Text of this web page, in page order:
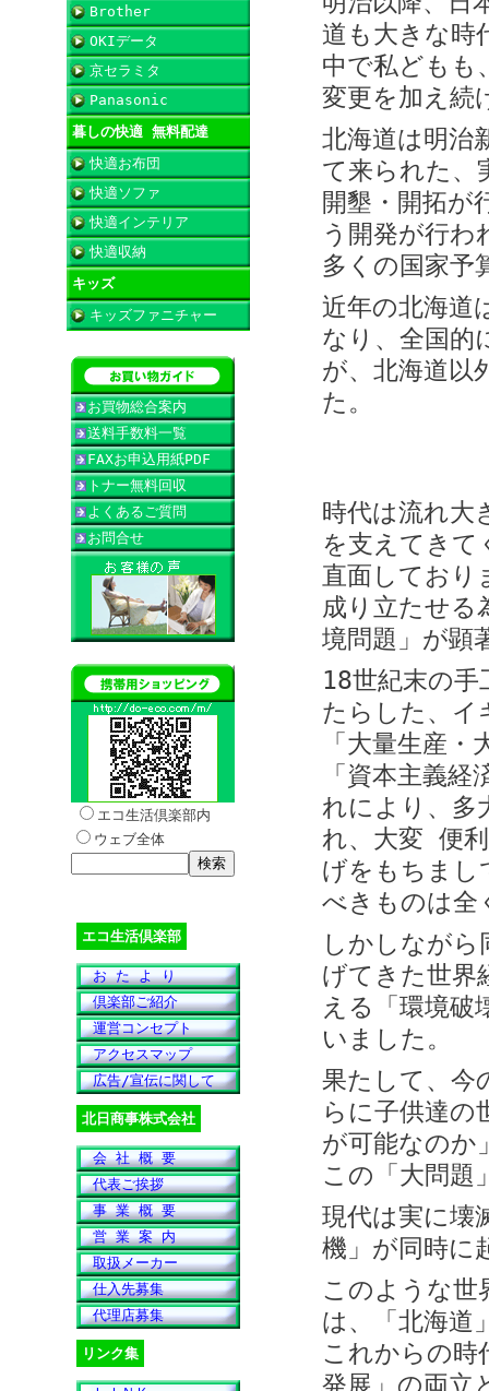
Brother
OKIデータ
京セラミタ
Panasonic
暮しの快適 無料配達
快適お布団
快適ソファ
快適インテリア
快適収納
キッズ
キッズファニチャー
お買物総合案内
送料手数料一覧
FAXお申込用紙PDF
トナー無料回収
よくあるご質問
お問合せ
エコ生活倶楽部内
ウェブ全体
エコ生活倶楽部
お た よ り
倶楽部ご紹介
運営コンセプト
アクセスマップ
広告/宣伝に関して
北日商事株式会社
会 社 概 要
代表ご挨拶
事 業 概 要
営 業 案 内
取扱メーカー
仕入先募集
代理店募集
リンク集
道も大きな時
中で私どもも
変更を加え続
北海道は明治
て来られた、
開墾・開拓が
う開発が行わ
多くの国家予
近年の北海道
なり、全国的
が、北海道以
た。
時代は流れ大
を支えてきて
直面しており
成り立たせる
境問題」が顕
18世紀末の手
たらした、イ
「大量生産
「資本主義
れにより、多
れ、大変 便
げをもちまし
べきものは全
しかしながら
げてきた世界
える「環境
いました。
果たして、今
らに子供達の
が可能なのか
この「大問題
現代は実に壊
機」が同時に
このような世
は、「北海道
これからの時
発展」の両立